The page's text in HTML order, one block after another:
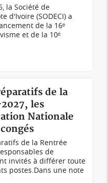
la Société de
d'Ivoire (SODECI) a
de la 16ᵉ
et de la 10ᵉ
de la
les
Nationale
de la Rentrée
de
invités à différer toute
postes.Dans une note